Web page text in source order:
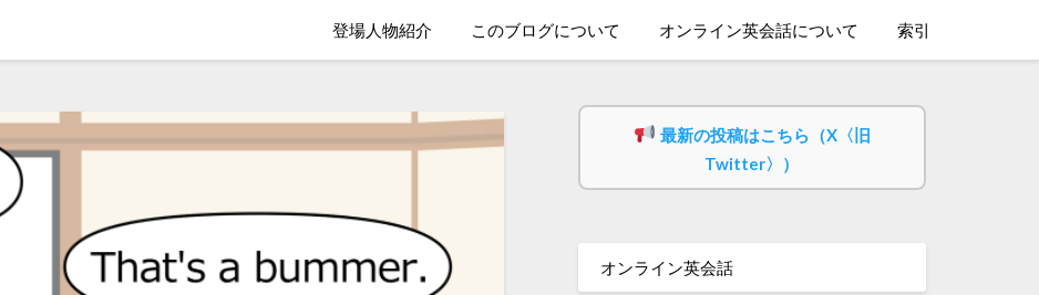
登場人物紹介 このブログについて オンライン英会話について 索引
最新の投稿はこちら（X〈旧
Twitter〉）
オンライン英会話